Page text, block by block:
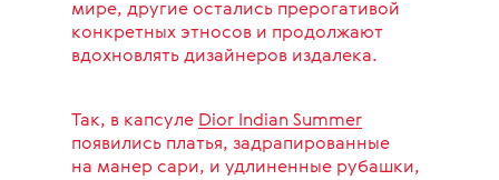
мире, другие остались прерогативой
конкретных этносов и продолжают
вдохновлять дизайнеров издалека.
Так, в капсуле Dior Indian Summer
появились платья, задрапированные
на манер сари, и удлиненные рубашки,